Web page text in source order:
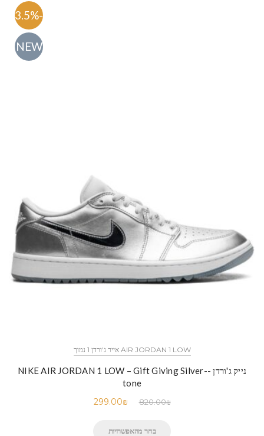
-63.5%
NEW
AIR JORDAN 1 LOW אייר ג'ורדן 1 נמוך
נייק ג'ורדן -NIKE AIR JORDAN 1 LOW – Gift Giving Silver-
tone
820.00₪
299.00₪
בחר מהאפשרויות